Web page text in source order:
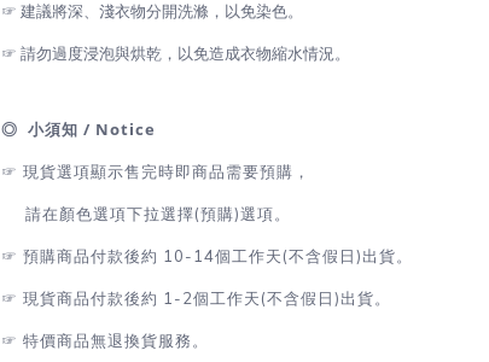
☞ 建議將深、淺衣物分開洗滌，以免染色。
☞ 請勿過度浸泡與烘乾，以免造成衣物縮水情況。
◎ 小須知 / Notice
☞ 現貨選項顯示售完時即商品需要預購，
請在顏色選項下拉選擇(預購)選項。
☞ 預購商品付款後約 10-14個工作天(不含假日)出貨。
☞ 現貨商品付款後約 1-2個工作天(不含假日)出貨。
☞ 特價商品無退換貨服務。